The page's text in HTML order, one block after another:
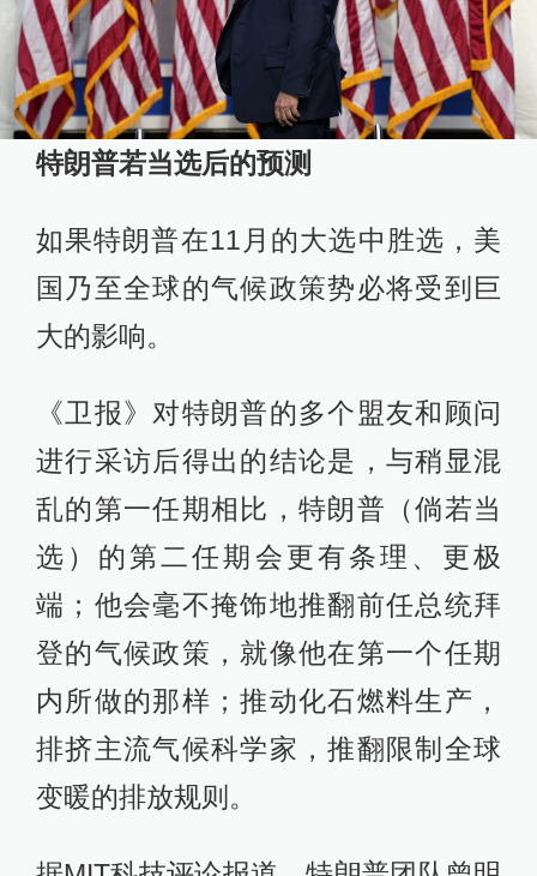
特朗普若当选后的预测
如果特朗普在11月的大选中胜选，美
国乃至全球的气候政策势必将受到巨
大的影响。
《卫报》对特朗普的多个盟友和顾问
进行采访后得出的结论是，与稍显混
乱的第一任期相比，特朗普（倘若当
选）的第二任期会更有条理、更极
端；他会毫不掩饰地推翻前任总统拜
登的气候政策，就像他在第一个任期
内所做的那样；推动化石燃料生产，
排挤主流气候科学家，推翻限制全球
变暖的排放规则。